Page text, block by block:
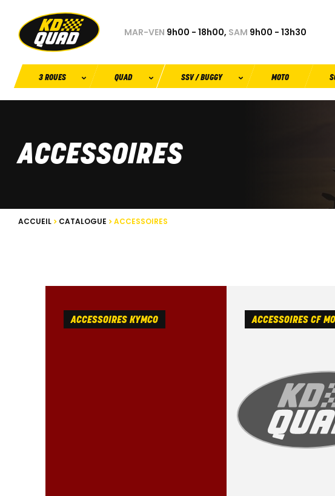
MAR-VEN 9h00 - 18h00, SAM 9h00 - 13h30
3 ROUES QUAD SSV / BUGGY MOTO
ACCESSOIRES
ACCUEIL CATALOGUE ACCESSOIRES
ACCESSOIRES KYMCO ACCESSOIRES CF